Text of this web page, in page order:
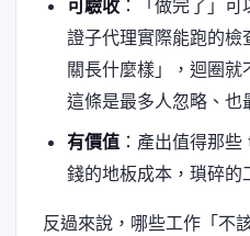
可驗收：「做完了」
證子代理實際能跑的檢
關長什麼樣」，迴圈就
這條是最多人忽略、也
有價值：產出值得那
錢的地板成本，瑣碎的
反過來說，哪些工作「不